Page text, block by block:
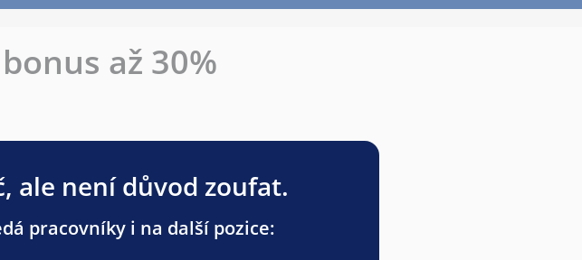
až 30%
ale není důvod zoufat.
pracovníky i na další pozice: